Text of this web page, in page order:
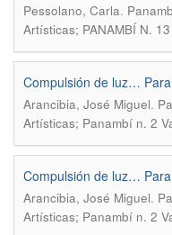
Pessolano, Carla.
Artísticas; PANAMBÍ N.
Compulsión de luz…
Arancibia, José Miguel.
Artísticas; Panambí n. 2
Compulsión de luz…
Arancibia, José Miguel.
Artísticas; Panambí n. 2